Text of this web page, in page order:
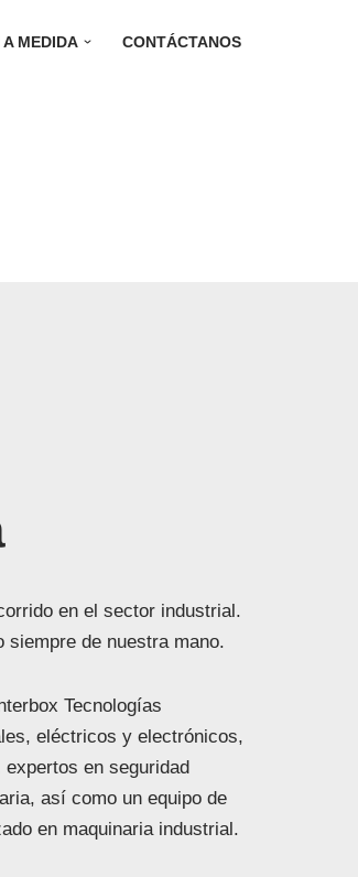
A MEDIDA CONTÁCTANOS
en el sector industrial.
siempre de nuestra mano.
Tecnologías
eléctricos y electrónicos,
en seguridad
así como un equipo de
en maquinaria industrial.